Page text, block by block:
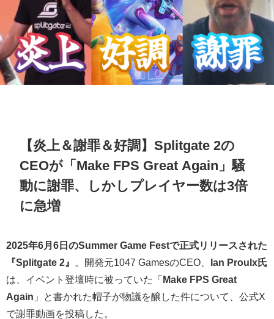
【炎上＆謝罪＆好調】Splitgate 2の
CEOが「Make FPS Great Again」騒
動に謝罪、しかしプレイヤー数は3倍
に急増
2025年6月6日のSummer Game Festで正式リリースされた
『Splitgate 2』
。開発元1047 GamesのCEO、
Ian Proulx氏
は、イベント登壇時に被っていた「 Make FPS Great
Again 」と書かれた帽子が物議を醸した件について、公式X
で謝罪動画を投稿した。